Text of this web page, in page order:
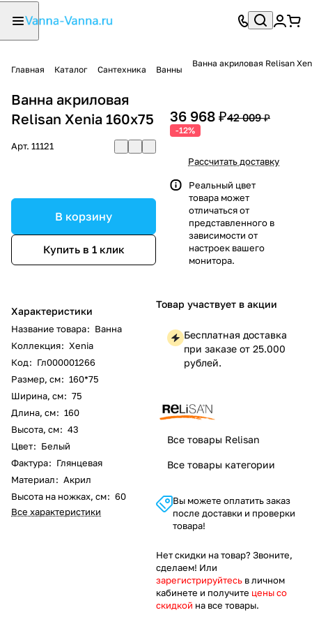
Главная Каталог Сантехника Ванны
Ванна акриловая Relisan
Ванна акриловая
Relisan Xenia 160х75
Арт. 11121
В корзину
Купить в 1 клик
Характеристики
Название товара: Ванна
Коллекция: Xenia
Код: Гл000001266
Размер, см: 160*75
Ширина, см: 75
Длина, см: 160
Высота, см: 43
Цвет: Белый
Фактура: Глянцевая
Материал: Акрил
Высота на ножках, см: 60
Все характеристики
36 968 ₽42 009 ₽
-12%
Рассчитать доставку
Реальный цвет
товара может
отличаться от
представленного в
зависимости от
настроек вашего
монитора.
Товар участвует в акции
Бесплатная доставка
при заказе от 25.000
рублей.
Все товары Relisan
Все товары категории
Вы можете оплатить заказ
после доставки и проверки
товара!
Нет скидки на товар? Звоните,
сделаем! Или
зарегистрируйтесь в личном
кабинете и получите цены со
скидкой на все товары.